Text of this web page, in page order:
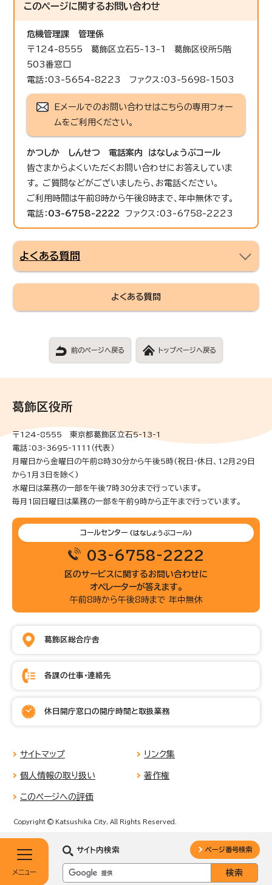
このページに関するお問い合わせ
危機管理課
管理係
〒124-8555 葛飾区立石5-13-1 葛飾区役所5階
503番窓口
電話：03-5654-8223 ファクス：03-5698-1503
Eメールでのお問い合わせはこちらの専用フォー
ムをご利用ください。
かつしか しんせつ 電話案内 はなしょうぶコール
皆さまからよくいただくお問い合わせにお答えしていま
す。 ご質問などがございましたら、お電話ください。
ご利用時間は午前8時から午後8時まで、年中無休です。
電話： 03-6758-2222 ファクス：03-6758-2223
よくある質問
よくある質問
前のページへ戻る トップページへ戻る
メニュー
サイト内検索 ページ番号検索
葛飾区役所
〒124-8555 東京都葛飾区立石5-13-1
電話：03-3695-1111（代表）
月曜日から金曜日の午前8時30分から午後5時(祝日・休日、12月29日
から1月3日を除く)
水曜日は業務の一部を午後7時30分まで行っています。
毎月1回日曜日は業務の一部を午前9時から正午まで行っています。
コールセンター (はなしょうぶコール)
03-6758-2222
区のサービスに関するお問い合わせに
オペレーターが答えます。
午前8時から午後8時まで 年中無休
葛飾区総合庁舎
各課の仕事・連絡先
休日開庁窓口の開庁時間と取扱業務
サイトマップ リンク集
個人情報の取り扱い 著作権
このページへの評価
Copyright © Katsushika City, All Rights Reserved.